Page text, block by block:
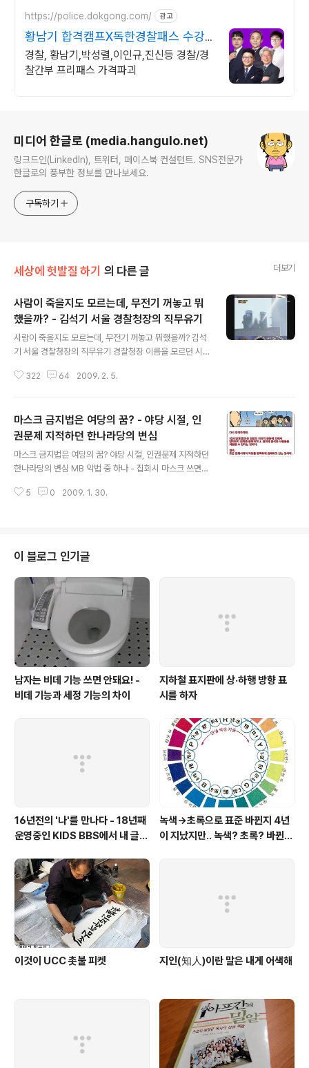
https://police.dokgong.com/ 광고
황남기 합격캠프X독한경찰패스 수강
생 2명중 1명 합격!
경찰, 황남기,박성렬,이인규,진신등 경찰/경
찰간부 프리패스 가격파괴
미디어 한글로 (media.hangulo.net)
링크드인(LinkedIn), 트위터, 페이스북 컨설턴트. SNS전문가
한글로의 풍부한 정보를 만나보세요.
구독하기
세상에 헛발질 하기 의 다른 글 더보기
사람이 죽을지도 모르는데, 무전기 꺼놓고 뭐
했을까? - 김석기 서울 경찰청장의 직무유기
사람이 죽을지도 모르는데, 무전기 꺼놓고 뭐했을까? 김석
기 서울 경찰청장의 직무유기 경찰청장 이름을 모르던 시
모두 아는 '어청수' 전 총장이다. 세상에! 대통령도 아니고
수 사과하라'를 외치게 만들었던 그런 경찰청장... 이름을
모르던 시절이 더 좋았다. 그리고 이제 새롭게 '김석기'라는
이름이 오르내린다. 또다시 어린이들까지도 들먹일 유명한
이름이 될 것같은 기분이다. 참 착찹하다. 그리고 서글프다.
데, 어떻게 하다가 이렇게 '가깝게' 되었는지... 인생 역정이
322 64 2009. 2. 5.
마스크 금지법은 여당의 꿈? - 야당 시절, 인
권문제 지적하던 한나라당의 변심
마스크 금지법은 여당의 꿈? 야당 시절, 인권문제 지적하던
한나라당의 변심 MB 악법 중 하나 - 집회시 마스크 쓰면
열심히 밀고 있는 "악법" 중의 하나가 "마스크 방지법"이
그게 또 18대 국회에서 논의되고 있는데, 문제는 그동안
"공수교체"가 있었다는 점이다. 이미 참여정부 시절, 여당
과 야당이 합심했던 법? 조금만 거슬러 올라가자. 2006년
10월에 이상열 의원(당시 민주당) 등 13인 (한나라당 포
함)이 제출한 "집회 및 시위에 관한 법률 일부개정 법률
안"에는..
5 0 2009. 1. 30.
이 블로그 인기글
남자는 비데 기능 쓰면 안돼요! -
비데 기능과 세정 기능의 차이
지하철 표지판에 상·하행 방향 표
시를 하자
16년전의 '나'를 만나다 - 18년째
운영중인 KIDS BBS에서 내 글을
녹색→초록으로 표준 바뀐지 4년
이 지났지만.. 녹색? 초록? 바뀐
이것이 UCC 촛불 피켓 지인(知人)이란 말은 내게 어색해